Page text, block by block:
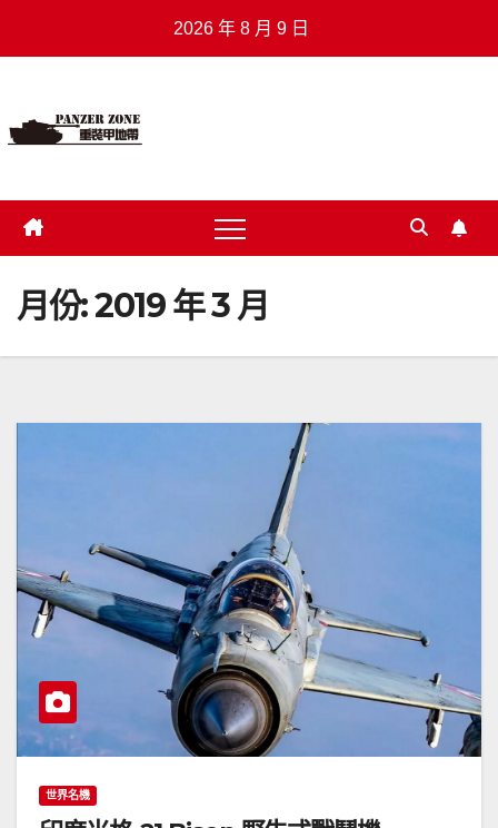
2026 年 8 月 9 日
月份:2019 年 3 月
世界名機